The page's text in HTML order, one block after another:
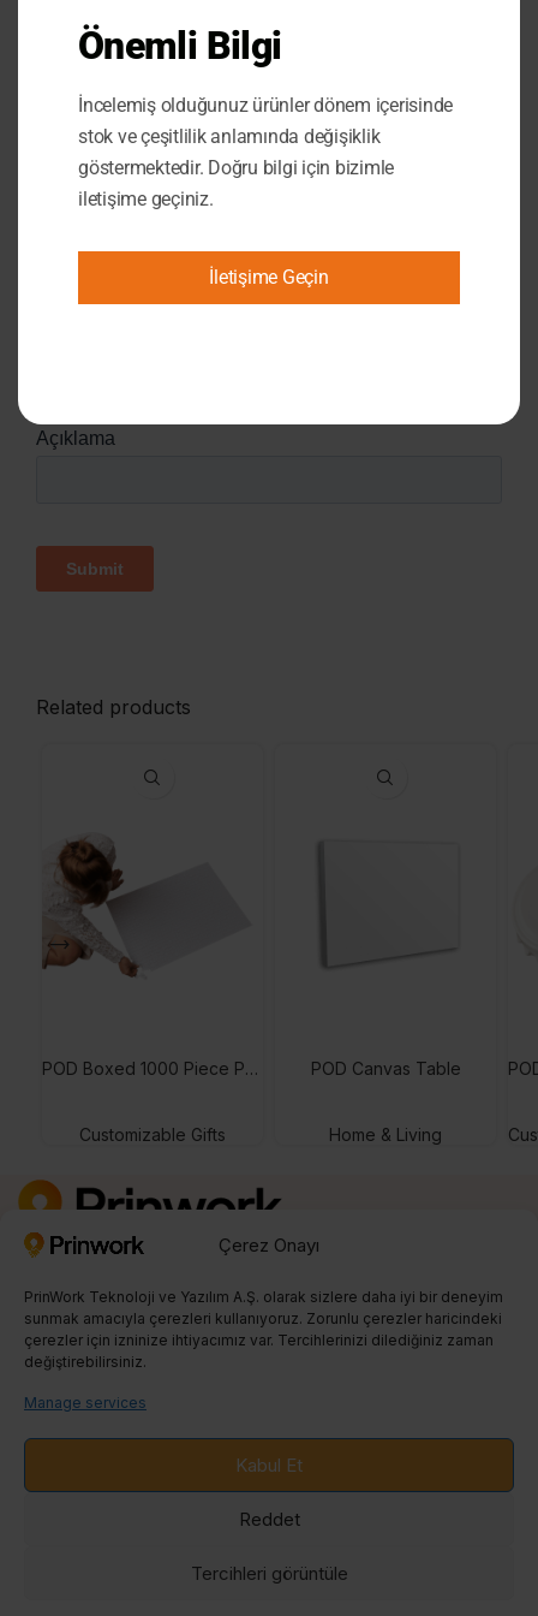
Çerez Onayı
PrinWork Teknoloji ve Yazılım A.Ş. olarak sizlere daha iyi bir deneyim
sunmak amacıyla çerezleri kullanıyoruz. Zorunlu çerezler haricindeki
çerezler için izninize ihtiyacımız var. Tercihlerinizi dilediğiniz zaman
değiştirebilirsiniz.
Manage services
Kabul Et
Reddet
Tercihleri ​​görüntüle
Related products
POD Boxed 1000 Piece Puzzle
Customizable Gifts
POD Canvas Table
Home & Living
Kayıt Ol
info@prinwork.com
PRINT ON DEMAND
Önemli Bilgi
İncelemiş olduğunuz ürünler dönem içerisinde
stok ve çeşitlilik anlamında değişiklik
göstermektedir. Doğru bilgi için bizimle
iletişime geçiniz.
İletişime Geçin